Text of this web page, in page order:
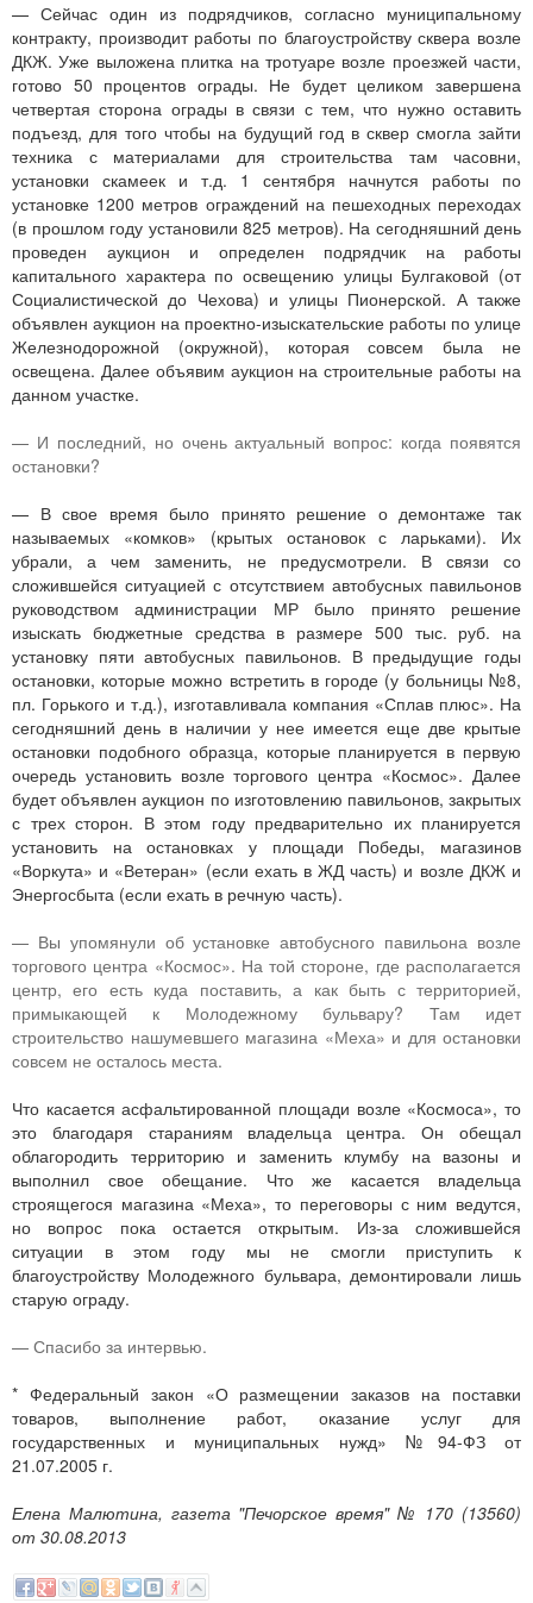
— Сейчас один из подрядчиков, согласно муниципальному
контракту, производит работы по благоустройству сквера возле
ДКЖ. Уже выложена плитка на тротуаре возле проезжей части,
готово 50 процентов ограды. Не будет целиком завершена
четвертая сторона ограды в связи с тем, что нужно оставить
подъезд, для того чтобы на будущий год в сквер смогла зайти
техника с материалами для строительства там часовни,
установки скамеек и т.д. 1 сентября начнутся работы по
установке 1200 метров ограждений на пешеходных переходах
(в прошлом году установили 825 метров). На сегодняшний день
проведен аукцион и определен подрядчик на работы
капитального характера по освещению улицы Булгаковой (от
Социалистической до Чехова) и улицы Пионерской. А также
объявлен аукцион на проектно-изыскательские работы по улице
Железнодорожной (окружной), которая совсем была не
освещена. Далее объявим аукцион на строительные работы на
данном участке.
— И последний, но очень актуальный вопрос: когда появятся
остановки?
— В свое время было принято решение о демонтаже так
называемых «комков» (крытых остановок с ларьками). Их
убрали, а чем заменить, не предусмотрели. В связи со
сложившейся ситуацией с отсутствием автобусных павильонов
руководством администрации МР было принято решение
изыскать бюджетные средства в размере 500 тыс. руб. на
установку пяти автобусных павильонов. В предыдущие годы
остановки, которые можно встретить в городе (у больницы №8,
пл. Горького и т.д.), изготавливала компания «Сплав плюс». На
сегодняшний день в наличии у нее имеется еще две крытые
остановки подобного образца, которые планируется в первую
очередь установить возле торгового центра «Космос». Далее
будет объявлен аукцион по изготовлению павильонов, закрытых
с трех сторон. В этом году предварительно их планируется
установить на остановках у площади Победы, магазинов
«Воркута» и «Ветеран» (если ехать в ЖД часть) и возле ДКЖ и
Энергосбыта (если ехать в речную часть).
— Вы упомянули об установке автобусного павильона возле
торгового центра «Космос». На той стороне, где располагается
центр, его есть куда поставить, а как быть с территорией,
примыкающей к Молодежному бульвару? Там идет
строительство нашумевшего магазина «Меха» и для остановки
совсем не осталось места.
Что касается асфальтированной площади возле «Космоса», то
это благодаря стараниям владельца центра. Он обещал
облагородить территорию и заменить клумбу на вазоны и
выполнил свое обещание. Что же касается владельца
строящегося магазина «Меха», то переговоры с ним ведутся,
но вопрос пока остается открытым. Из-за сложившейся
ситуации в этом году мы не смогли приступить к
благоустройству Молодежного бульвара, демонтировали лишь
старую ограду.
— Спасибо за интервью.
* Федеральный закон «О размещении заказов на поставки
товаров, выполнение работ, оказание услуг для
государственных и муниципальных нужд» №94-ФЗ от
21.07.2005 г.
Елена Малютина, газета "Печорское время" № 170 (13560)
от 30.08.2013